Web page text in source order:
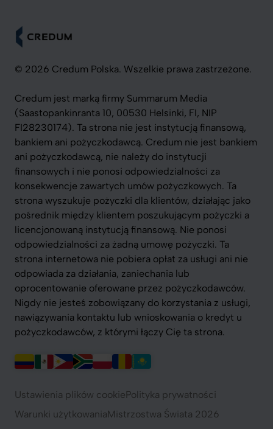
© 2026 Credum Polska. Wszelkie prawa zastrzeżone.
Credum jest marką firmy Summarum Media
(Saastopankinranta 10, 00530 Helsinki, FI, NIP
FI28230174). Ta strona nie jest instytucją finansową,
bankiem ani pożyczkodawcą. Credum nie jest bankiem
ani pożyczkodawcą, nie należy do instytucji
finansowych i nie ponosi odpowiedzialności za
konsekwencje zawartych umów pożyczkowych. Ta
strona wyszukuje pożyczki dla klientów, działając jako
pośrednik między klientem poszukującym pożyczki a
licencjonowaną instytucją finansową. Nie ponosi
odpowiedzialności za żadną umowę pożyczki. Ta
strona internetowa nie pobiera opłat za usługi ani nie
odpowiada za działania, zaniechania lub
oprocentowanie oferowane przez pożyczkodawców.
Nigdy nie jesteś zobowiązany do korzystania z usługi,
nawiązywania kontaktu lub wnioskowania o kredyt u
pożyczkodawców, z którymi łączy Cię ta strona.
Ustawienia plików cookiePolityka prywatności
Warunki użytkowaniaMistrzostwa Świata 2026